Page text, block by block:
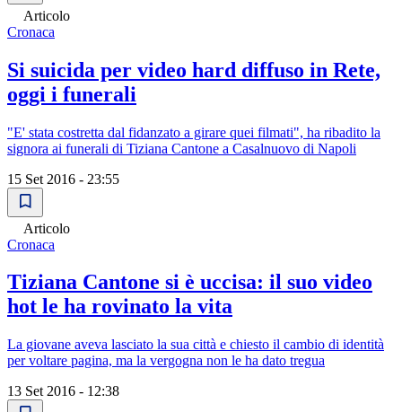
Articolo
Cronaca
Si suicida per video hard diffuso in Rete,
oggi i funerali
"E' stata costretta dal fidanzato a girare quei filmati", ha ribadito la
signora ai funerali di Tiziana Cantone a Casalnuovo di Napoli
15 Set 2016 - 23:55
Articolo
Cronaca
Tiziana Cantone si è uccisa: il suo video
hot le ha rovinato la vita
La giovane aveva lasciato la sua città e chiesto il cambio di identità
per voltare pagina, ma la vergogna non le ha dato tregua
13 Set 2016 - 12:38